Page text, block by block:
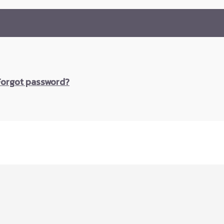
password?